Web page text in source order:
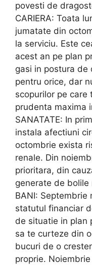
povesti de
CARIERA: Toata
jumatate din
la serviciu. Este
acest an pe plan
gasi in postura de
pentru orice, dar
scopurilor pe care
prudenta maxima
SANATATE: In
instala afectiuni
octombrie exista
renale. Din
prioritara, din
generate de bolile
BANI: Septembrie
statutul financiar
de situatie in plan
sa te curteze din
bucuri de o
proprie.